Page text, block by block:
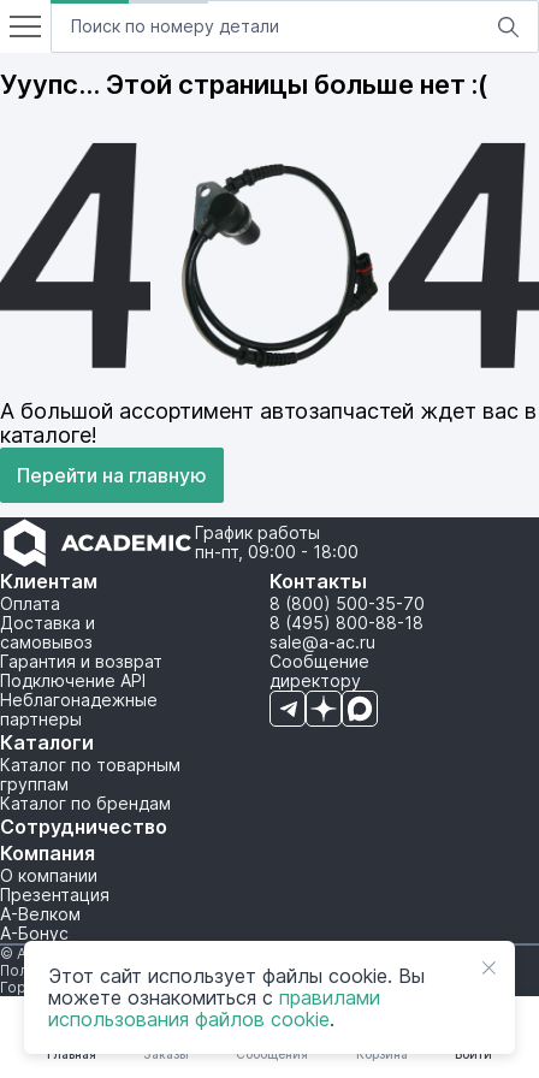
Главная Войти
Заказы Сообщения Корзина
Ууупс… Этой страницы больше нет :(
А большой ассортимент автозапчастей ждет вас в
каталоге!
Перейти на главную
График работы
пн-пт, 09:00 - 18:00
Клиентам
Оплата
Доставка и
самовывоз
Гарантия и возврат
Подключение API
Неблагонадежные
партнеры
Каталоги
Каталог по товарным
группам
Каталог по брендам
Сотрудничество
Компания
О компании
Презентация
А-Велком
А-Бонус
Контакты
8 (800) 500-35-70
8 (495) 800-88-18
sale@a-ac.ru
Сообщение
директору
© A-AC.RU 2015-2026. Все права защищены.
Политика обработки персональных данных
Горячая линия корпоративного регулирования и контроля
Этот сайт использует файлы cookie. Вы
можете ознакомиться с правилами
использования файлов cookie.